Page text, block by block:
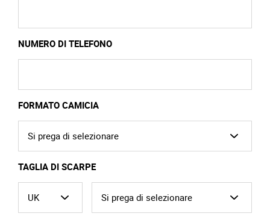
NUMERO DI TELEFONO
FORMATO CAMICIA
TAGLIA DI SCARPE